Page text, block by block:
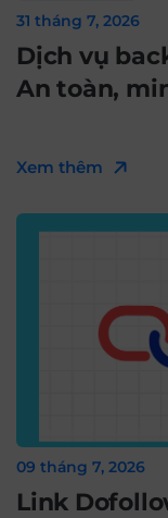
31 tháng 7, 2026
Dịch vụ
An toàn,
Xem thêm
09 tháng 7, 2026
Link